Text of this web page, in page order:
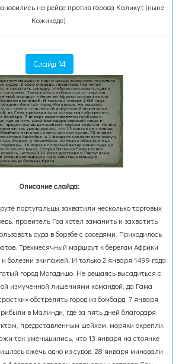
на рейде против города Каликут (ныне
Кожикоде).
Слайд 14
Описание слайда:
португальцы захватили несколько торговых
правитель Гоа хотел заманить и захватить
суда в борэбе с соседями. Приходилось
Трехмесячный маршрут к берегам Африки
болезни экипажей. И только 2 января 1499 года
город Могадишо. Не решаясь высадиться с
измученной лишениями командой, да Гама
обстрелять город из бомбард. 7 января
в Малинди, где за пять дней благодаря
предоставленным шейхом, моряки окрепли.
так уменьшились, что 13 января на стоянке
сжечь одно из судов. 28 января миновали